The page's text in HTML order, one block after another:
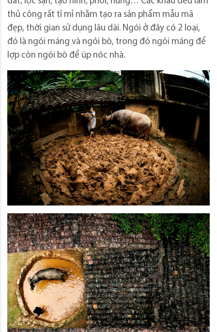
thủ công rất tỉ mỉ nhằm tạo ra sản phẩm mẫu mã
đẹp, thời gian sử dụng lâu dài. Ngói ở đây có 2 loại,
đó là ngói máng và ngói bò, trong đó ngói máng để
lợp còn ngói bò để úp nóc nhà.